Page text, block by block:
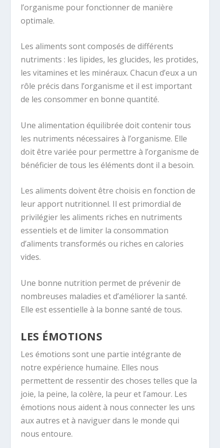
l’organisme pour fonctionner de manière
optimale.
Les aliments sont composés de différents
nutriments : les lipides, les glucides, les protides,
les vitamines et les minéraux. Chacun d’eux a un
rôle précis dans l’organisme et il est important
de les consommer en bonne quantité.
Une alimentation équilibrée doit contenir tous
les nutriments nécessaires à l’organisme. Elle
doit être variée pour permettre à l’organisme de
bénéficier de tous les éléments dont il a besoin.
Les aliments doivent être choisis en fonction de
leur apport nutritionnel. Il est primordial de
privilégier les aliments riches en nutriments
essentiels et de limiter la consommation
d’aliments transformés ou riches en calories
vides.
Une bonne nutrition permet de prévenir de
nombreuses maladies et d’améliorer la santé.
Elle est essentielle à la bonne santé de tous.
LES ÉMOTIONS
Les émotions sont une partie intégrante de
notre expérience humaine. Elles nous
permettent de ressentir des choses telles que la
joie, la peine, la colère, la peur et l’amour. Les
émotions nous aident à nous connecter les uns
aux autres et à naviguer dans le monde qui
nous entoure.